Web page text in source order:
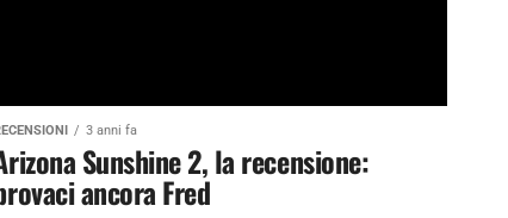
3 anni fa
Sunshine 2, la recensione:
ancora Fred